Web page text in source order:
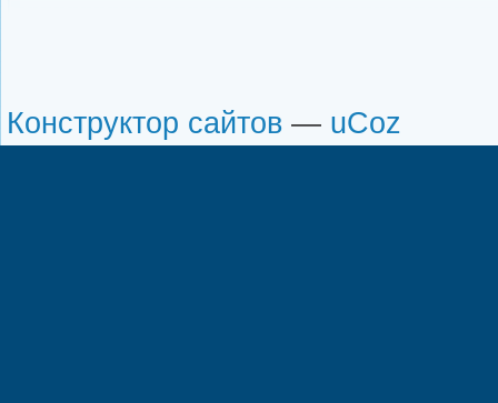
Конструктор сайтов — uCoz